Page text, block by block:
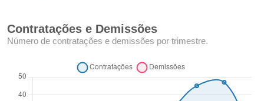
Contratações e Demissões
Número de contratações e demissões por trimestre.